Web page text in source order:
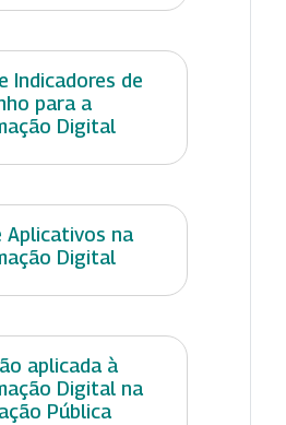
Indicadores de
para a
Digital
Aplicativos na
Digital
aplicada à
Digital na
Pública